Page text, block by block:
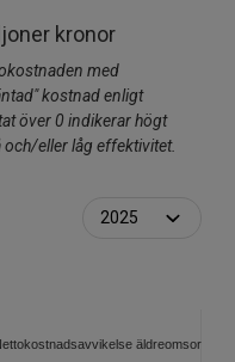
kronor
med
kostnad enligt
över 0 indikerar högt
eller låg effektivitet.
äldreomsorg,